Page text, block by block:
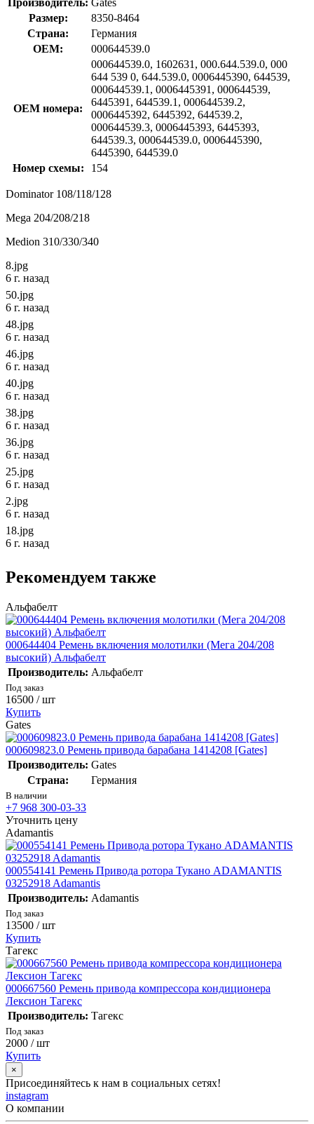
Размер:
8350-8464
Страна:
Германия
OEM:
000644539.0
OEM номера:
000644539.0, 1602631, 000.644.539.0, 000
644 539 0, 644.539.0, 0006445390, 644539,
000644539.1, 0006445391, 000644539,
6445391, 644539.1, 000644539.2,
0006445392, 6445392, 644539.2,
000644539.3, 0006445393, 6445393,
644539.3, 000644539.0, 0006445390,
6445390, 644539.0
Номер схемы:
154
Dominator 108/118/128
Mega 204/208/218
Medion 310/330/340
8.jpg
6 г. назад
50.jpg
6 г. назад
48.jpg
6 г. назад
46.jpg
6 г. назад
40.jpg
6 г. назад
38.jpg
6 г. назад
36.jpg
6 г. назад
25.jpg
6 г. назад
2.jpg
6 г. назад
18.jpg
6 г. назад
Рекомендуем также
Альфабелт
000644404 Ремень включения молотилки (Мега 204/208
высокий) Альфабелт
Производитель: Альфабелт
Под заказ
16500 / шт
Купить
Gates
000609823.0 Ремень привода барабана 1414208 [Gates]
Производитель: Gates
Страна:
Германия
В наличии
+7 968 300-03-33
Уточнить цену
Adamantis
000554141 Ремень Привода ротора Тукано ADAMANTIS
03252918 Adamantis
Производитель: Adamantis
Под заказ
13500 / шт
Купить
Тагекс
000667560 Ремень привода компрессора кондиционера
Лексион Тагекс
Производитель: Тагекс
Под заказ
2000 / шт
Купить
×
Присоединяйтесь к нам в социальных сетях!
instagram
О компании